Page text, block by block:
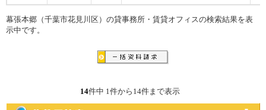
幕張本郷（千葉市花見川区）の貸事務所・賃貸オフィスの検索結果を表
示中です。
14件中 1件から14件まで表示